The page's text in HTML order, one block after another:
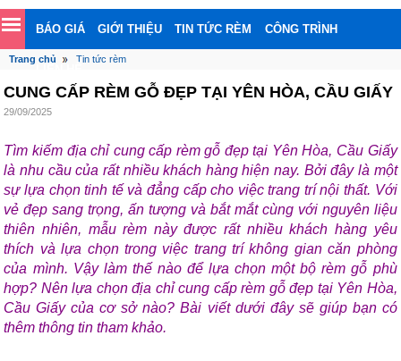
BÁO GIÁ GIỚI THIỆU TIN TỨC RÈM CÔNG TRÌNH
Trang chủ Tin tức rèm
CUNG CẤP RÈM GỖ ĐẸP TẠI YÊN HÒA, CẦU GIẤY
29/09/2025
Tìm kiếm địa chỉ cung cấp rèm gỗ đẹp tại Yên Hòa, Cầu Giấy
là nhu cầu của rất nhiều khách hàng hiện nay. Bởi đây là một
sự lựa chọn tinh tế và đẳng cấp cho việc trang trí nội thất. Với
vẻ đẹp sang trọng, ấn tượng và bắt mắt cùng với nguyên liệu
thiên nhiên, mẫu rèm này được rất nhiều khách hàng yêu
thích và lựa chọn trong việc trang trí không gian căn phòng
của mình. Vậy làm thế nào để lựa chọn một bộ rèm gỗ phù
hợp? Nên lựa chọn địa chỉ cung cấp rèm gỗ đẹp tại Yên Hòa,
Cầu Giấy của cơ sở nào? Bài viết dưới đây sẽ giúp bạn có
thêm thông tin tham khảo.